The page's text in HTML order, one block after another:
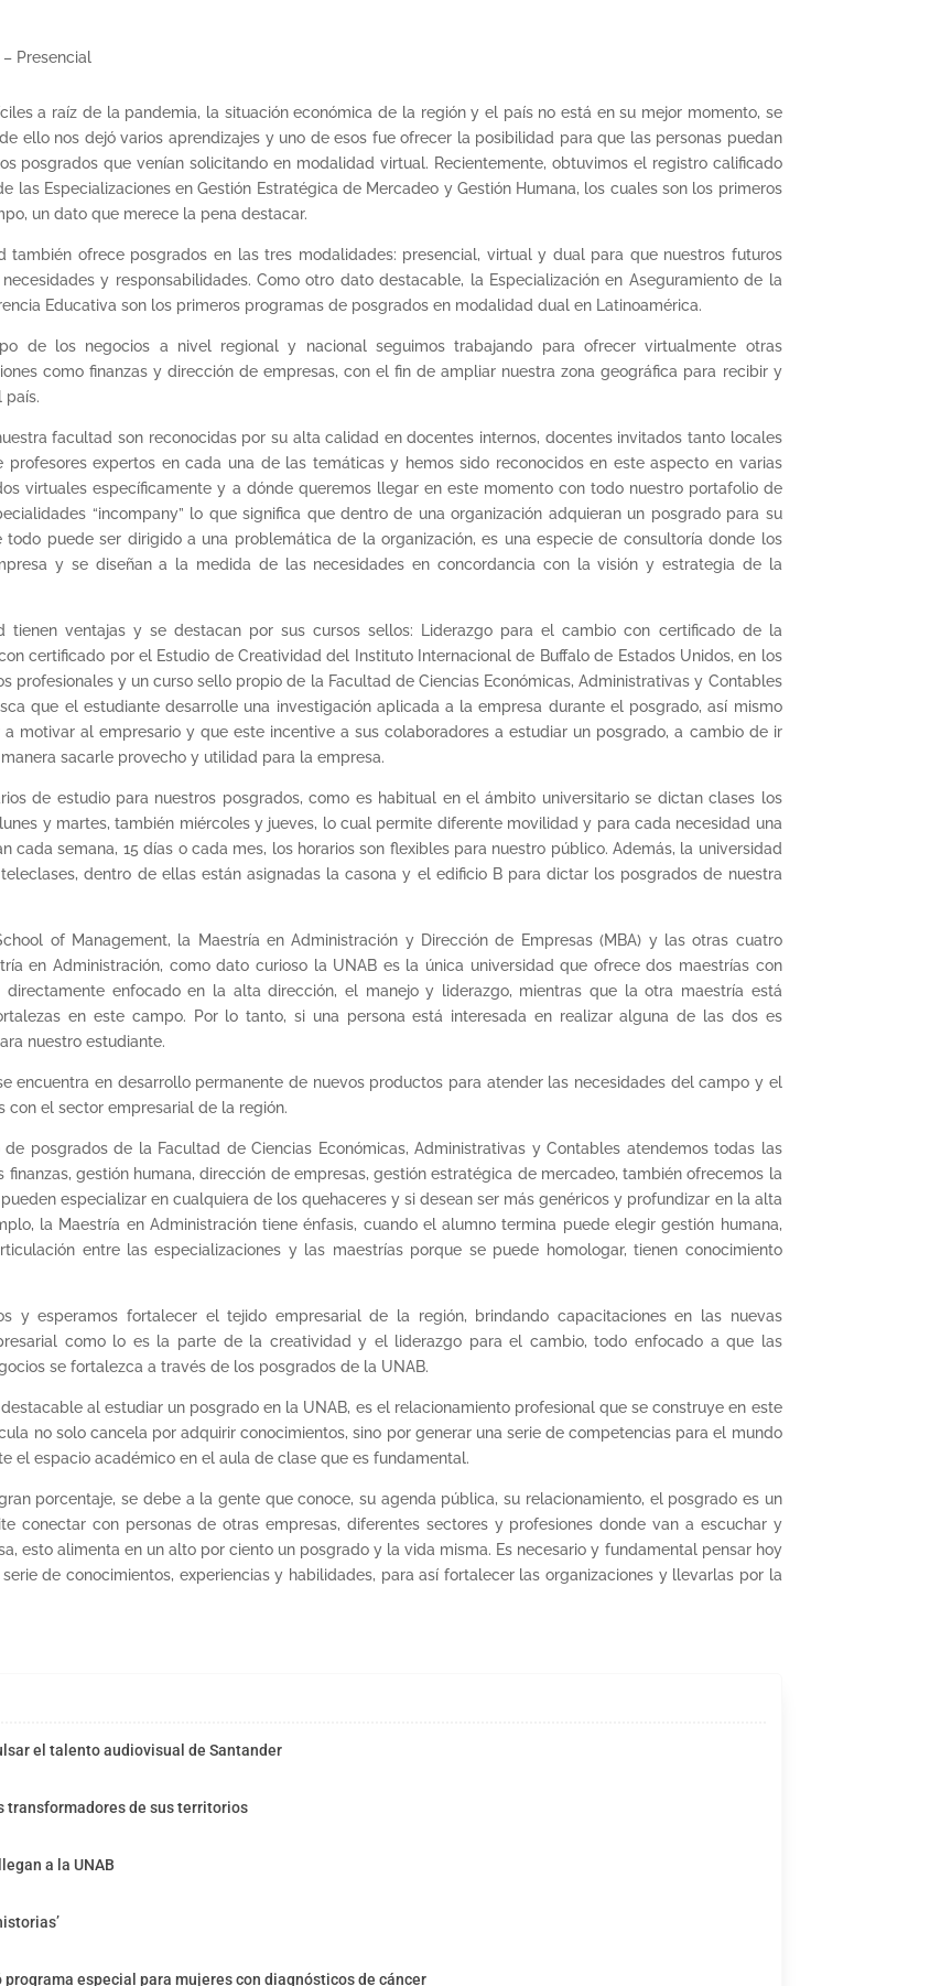
Presencial
a raíz de la pandemia, la situación económica de la región y el país no está en su mejor momento, se
ello nos dejó varios aprendizajes y uno de esos fue ofrecer la posibilidad para que las personas puedan
posgrados que venían solicitando en modalidad virtual. Recientemente, obtuvimos el registro calificado
las Especializaciones en Gestión Estratégica de Mercadeo y Gestión Humana, los cuales son los primeros
un dato que merece la pena destacar.
también ofrece posgrados en las tres modalidades: presencial, virtual y dual para que nuestros futuros
y responsabilidades. Como otro dato destacable, la Especialización en Aseguramiento de la
Educativa son los primeros programas de posgrados en modalidad dual en Latinoamérica.
de los negocios a nivel regional y nacional seguimos trabajando para ofrecer virtualmente otras
como finanzas y dirección de empresas, con el fin de ampliar nuestra zona geográfica para recibir y
país.
facultad son reconocidas por su alta calidad en docentes internos, docentes invitados tanto locales
expertos en cada una de las temáticas y hemos sido reconocidos en este aspecto en varias
virtuales específicamente y a dónde queremos llegar en este momento con todo nuestro portafolio de
“incompany” lo que significa que dentro de una organización adquieran un posgrado para su
puede ser dirigido a una problemática de la organización, es una especie de consultoría donde los
y se diseñan a la medida de las necesidades en concordancia con la visión y estrategia de la
ventajas y se destacan por sus cursos sellos: Liderazgo para el cambio con certificado de la
certificado por el Estudio de Creatividad del Instituto Internacional de Buffalo de Estados Unidos, en los
profesionales y un curso sello propio de la Facultad de Ciencias Económicas, Administrativas y Contables
que el estudiante desarrolle una investigación aplicada a la empresa durante el posgrado, así mismo
motivar al empresario y que este incentive a sus colaboradores a estudiar un posgrado, a cambio de ir
sacarle provecho y utilidad para la empresa.
de estudio para nuestros posgrados, como es habitual en el ámbito universitario se dictan clases los
y martes, también miércoles y jueves, lo cual permite diferente movilidad y para cada necesidad una
cada semana, 15 días o cada mes, los horarios son flexibles para nuestro público. Además, la universidad
dentro de ellas están asignadas la casona y el edificio B para dictar los posgrados de nuestra
of Management, la Maestría en Administración y Dirección de Empresas (MBA) y las otras cuatro
en Administración, como dato curioso la UNAB es la única universidad que ofrece dos maestrías con
enfocado en la alta dirección, el manejo y liderazgo, mientras que la otra maestría está
en este campo. Por lo tanto, si una persona está interesada en realizar alguna de las dos es
nuestro estudiante.
encuentra en desarrollo permanente de nuevos productos para atender las necesidades del campo y el
con el sector empresarial de la región.
posgrados de la Facultad de Ciencias Económicas, Administrativas y Contables atendemos todas las
gestión humana, dirección de empresas, gestión estratégica de mercadeo, también ofrecemos la
especializar en cualquiera de los quehaceres y si desean ser más genéricos y profundizar en la alta
la Maestría en Administración tiene énfasis, cuando el alumno termina puede elegir gestión humana,
entre las especializaciones y las maestrías porque se puede homologar, tienen conocimiento
y esperamos fortalecer el tejido empresarial de la región, brindando capacitaciones en las nuevas
como lo es la parte de la creatividad y el liderazgo para el cambio, todo enfocado a que las
se fortalezca a través de los posgrados de la UNAB.
al estudiar un posgrado en la UNAB, es el relacionamiento profesional que se construye en este
no solo cancela por adquirir conocimientos, sino por generar una serie de competencias para el mundo
el espacio académico en el aula de clase que es fundamental.
porcentaje, se debe a la gente que conoce, su agenda pública, su relacionamiento, el posgrado es un
conectar con personas de otras empresas, diferentes sectores y profesiones donde van a escuchar y
esto alimenta en un alto por ciento un posgrado y la vida misma. Es necesario y fundamental pensar hoy
de conocimientos, experiencias y habilidades, para así fortalecer las organizaciones y llevarlas por la
el talento audiovisual de Santander
transformadores de sus territorios
a la UNAB
especial para mujeres con diagnósticos de cáncer